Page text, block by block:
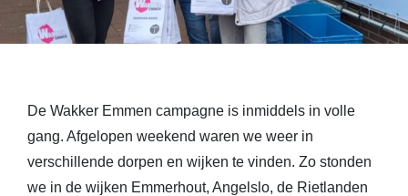
De Wakker Emmen campagne is inmiddels in volle
gang. Afgelopen weekend waren we weer in
verschillende dorpen en wijken te vinden. Zo stonden
we in de wijken Emmerhout, Angelslo, de Rietlanden